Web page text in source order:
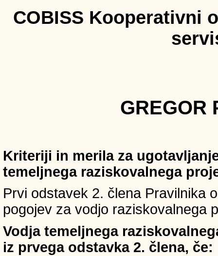
COBISS Kooperativni
GREGOR
Kriteriji in merila za
temeljnega raziskovalnega
Prvi odstavek 2. člena Pravilnika
pogojev za vodjo raziskovalnega
Vodja temeljnega
iz prvega odstavka 2. člena, če: